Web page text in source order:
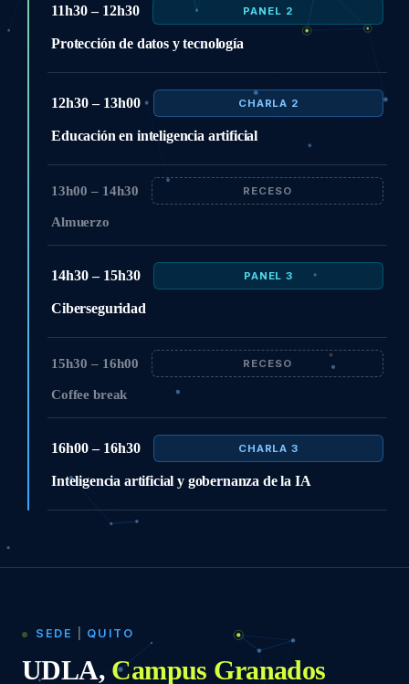
11h30 – 12h30 PANEL 2
Protección de datos y tecnología
12h30 – 13h00 CHARLA 2
Educación en inteligencia artificial
13h00 – 14h30 RECESO
Almuerzo
14h30 – 15h30 PANEL 3
Ciberseguridad
15h30 – 16h00 RECESO
Coffee break
16h00 – 16h30 CHARLA 3
Inteligencia artificial y gobernanza de la IA
SEDE QUITO
UDLA, Campus Granados